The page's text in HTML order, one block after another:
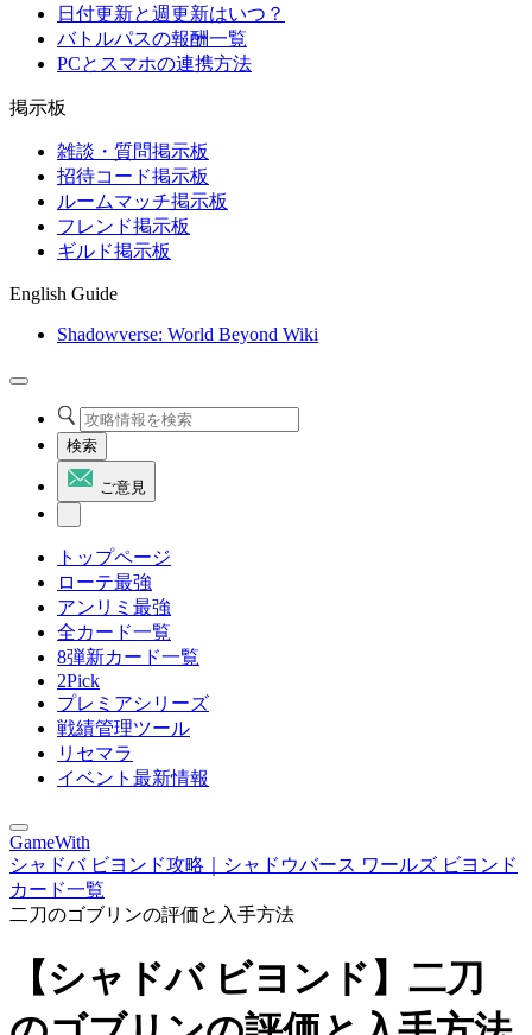
日付更新と週更新はいつ？
バトルパスの報酬一覧
PCとスマホの連携方法
掲示板
雑談・質問掲示板
招待コード掲示板
ルームマッチ掲示板
フレンド掲示板
ギルド掲示板
English Guide
Shadowverse: World Beyond Wiki
検索
ご意見
トップページ
ローテ最強
アンリミ最強
全カード一覧
8弾新カード一覧
2Pick
プレミアシリーズ
戦績管理ツール
リセマラ
イベント最新情報
GameWith
シャドバ ビヨンド攻略｜シャドウバース ワールズ ビヨンド
カード一覧
二刀のゴブリンの評価と入手方法
【シャドバ ビヨンド】二刀